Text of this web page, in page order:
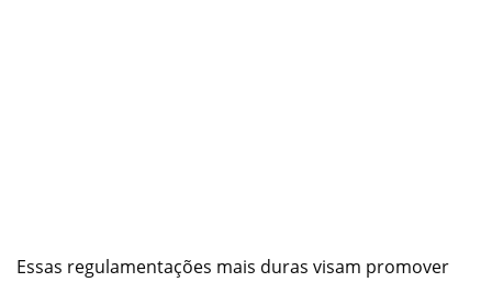
Essas regulamentações mais duras visam promover